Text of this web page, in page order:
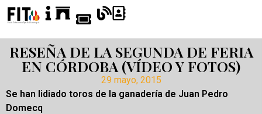
RESEÑA DE LA SEGUNDA DE FERIA
EN CÓRDOBA (VÍDEO Y FOTOS)
29 mayo, 2015
Se han lidiado toros de la ganadería de Juan Pedro
Domecq